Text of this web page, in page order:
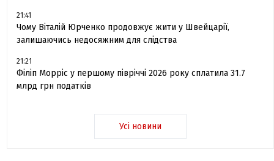
21:41
Чому Віталій Юрченко продовжує жити у Швейцарії,
залишаючись недосяжним для слідства
21:21
Філіп Морріс у першому півріччі 2026 року сплатила 31.7
млрд грн податків
Усі новини